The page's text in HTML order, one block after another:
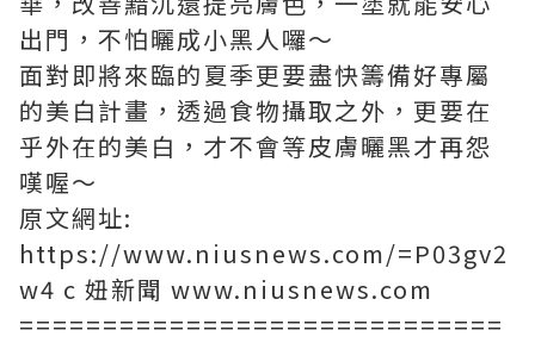
出門，不怕曬成小黑人囉～
面對即將來臨的夏季更要盡快籌備好專屬
的美白計畫，透過食物攝取之外，更要在
乎外在的美白，才不會等皮膚曬黑才再怨
嘆喔～
原文網址:
https://www.niusnews.com/=P03gv2
w4 c 妞新聞 www.niusnews.com
=============================